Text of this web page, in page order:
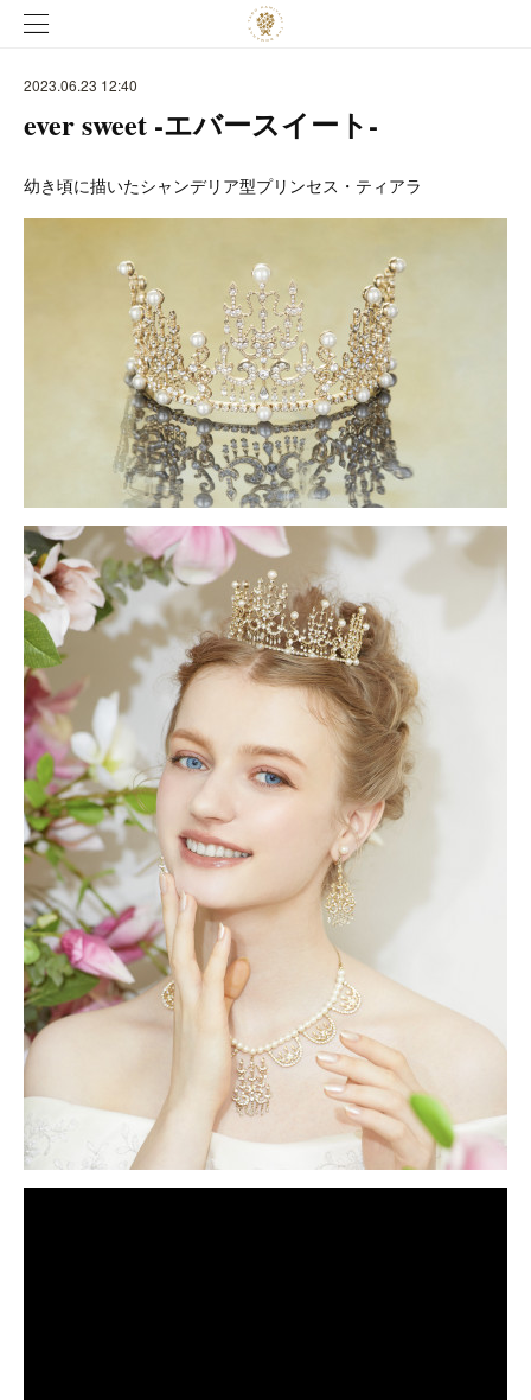
2023.06.23 12:40
ever sweet -エバースイート-
幼き頃に描いたシャンデリア型プリンセス・ティアラ